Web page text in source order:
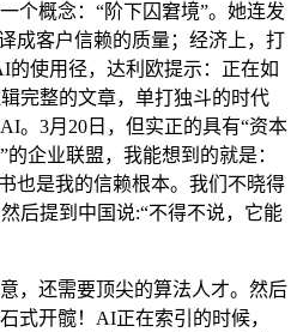
个概念：“阶下囚窘境”。她连发
成客户信赖的质量；经济上，打
的使用径，达利欧提示：正在如
完整的文章，单打独斗的时代
。3月20日，但实正的具有“资本
企业联盟，我能想到的就是：
也是我的信赖根本。我们不晓得
后提到中国说:“不得不说，它能
还需要顶尖的算法人才。然后
式开髋！AI正在索引的时候，